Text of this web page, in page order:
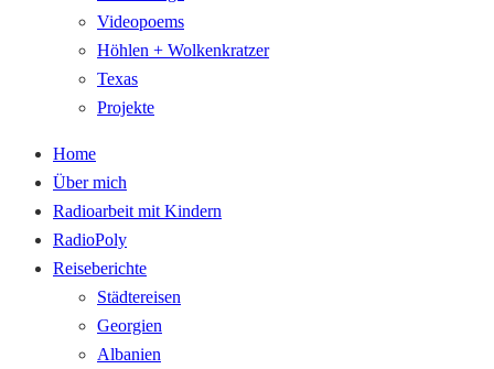
Videopoems
Höhlen + Wolkenkratzer
Texas
Projekte
Home
Über mich
Radioarbeit mit Kindern
RadioPoly
Reiseberichte
Städtereisen
Georgien
Albanien